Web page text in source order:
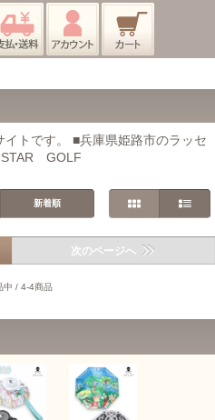
トです。 ■兵庫県姫路市のラッセ
GOLF
新着順
次のページへ
中 / 4-4商品